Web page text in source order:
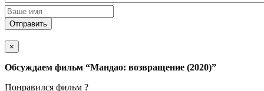
Отправить
×
Обсуждаем фильм “Мандао: возвращение (2020)”
Понравился фильм ?